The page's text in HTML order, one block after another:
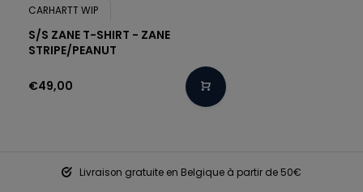
CARHARTT WIP
S/S ZANE T-SHIRT - ZANE
STRIPE/PEANUT
€49,00
Livraison gratuite en Belgique à partir de 50€